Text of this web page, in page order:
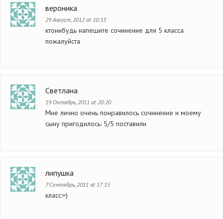
вероника
29 Август, 2012 at 10:53
ктонибудь напешите сочинение для 5 класса
пожалуйста
Светлана
19 Октябрь, 2011 at 20:20
Мне лично очень понравилось сочинение и моему
сыну пригодилось: 5/5 поставили
липушка
7 Сентябрь, 2011 at 17:15
класс:=)